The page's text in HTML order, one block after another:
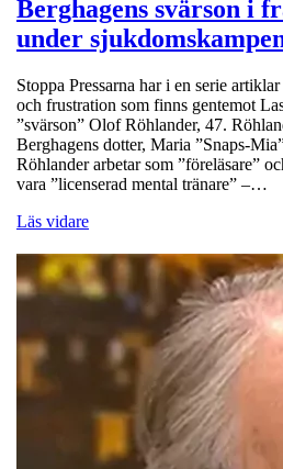
Berghagens svärson i
under
Stoppa Pressarna har i en serie
och frustration som finns gentemot
”svärson” Olof Röhlander, 47.
Berghagens dotter, Maria ”Snaps-
Röhlander arbetar som ”föreläsare”
vara ”licenserad mental tränare” –…
Läs vidare